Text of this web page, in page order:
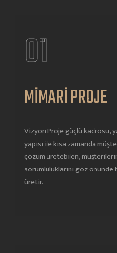
01
MİMARİ PROJE
Vizyon Proje güçlü kadrosu,
yapısı ile kısa zamanda
çözüm üretebilen,
sorumluluklarını göz
üretir.